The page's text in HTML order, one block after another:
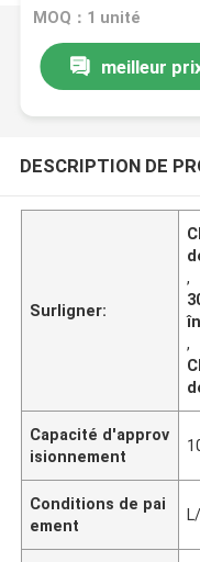
MOQ：1 unité
meilleur
DESCRIPTION DE
Surligner:
,
,
Capacité d'approv
isionnement
Conditions de pai
ement